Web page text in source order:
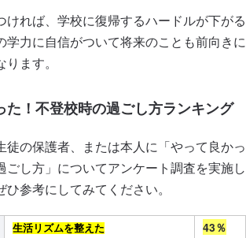
ければ、学校に復帰するハードルが下がる
学力に自信がついて将来のことも前向きに
ます。
た！不登校時の過ごし方ランキング
徒の保護者、または本人に「やって良かっ
ごし方」についてアンケート調査を実施し
参考にしてみてください。
生活リズムを整えた 43％